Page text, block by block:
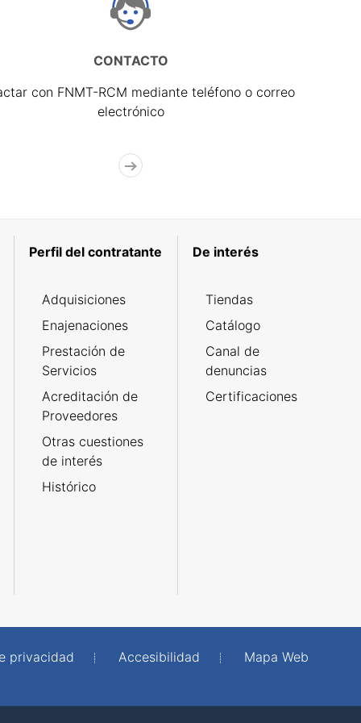
CONTACTO
con FNMT-RCM mediante teléfono o correo
electrónico
Perfil del contratante
Adquisiciones
Enajenaciones
Prestación de
Servicios
Acreditación de
Proveedores
Otras cuestiones
de interés
Histórico
De interés
Tiendas
Catálogo
Canal de
denuncias
Certificaciones
privacidad Accesibilidad
Mapa Web